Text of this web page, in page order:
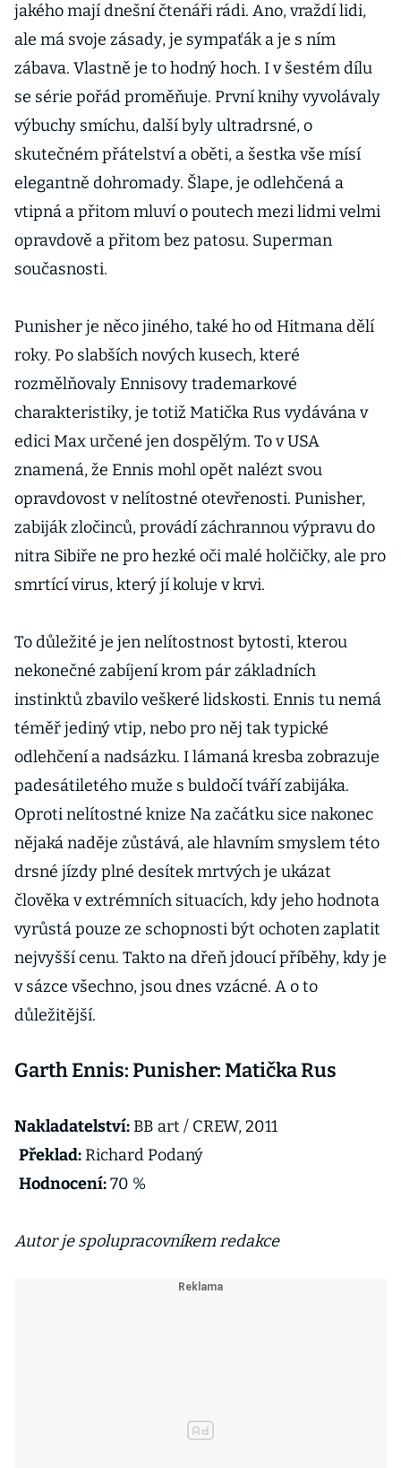
jakého mají dnešní čtenáři rádi. Ano, vraždí lidi,
ale má svoje zásady, je sympaťák a je s ním
zábava. Vlastně je to hodný hoch. I v šestém dílu
se série pořád proměňuje. První knihy vyvolávaly
výbuchy smíchu, další byly ultradrsné, o
skutečném přátelství a oběti, a šestka vše mísí
elegantně dohromady. Šlape, je odlehčená a
vtipná a přitom mluví o poutech mezi lidmi velmi
opravdově a přitom bez patosu. Superman
současnosti.
Punisher je něco jiného, také ho od Hitmana dělí
roky. Po slabších nových kusech, které
rozmělňovaly Ennisovy trademarkové
charakteristiky, je totiž Matička Rus vydávána v
edici Max určené jen dospělým. To v USA
znamená, že Ennis mohl opět nalézt svou
opravdovost v nelítostné otevřenosti. Punisher,
zabiják zločinců, provádí záchrannou výpravu do
nitra Sibiře ne pro hezké oči malé holčičky, ale pro
smrtící virus, který jí koluje v krvi.
To důležité je jen nelítostnost bytosti, kterou
nekonečné zabíjení krom pár základních
instinktů zbavilo veškeré lidskosti. Ennis tu nemá
téměř jediný vtip, nebo pro něj tak typické
odlehčení a nadsázku. I lámaná kresba zobrazuje
padesátiletého muže s buldočí tváří zabijáka.
Oproti nelítostné knize Na začátku sice nakonec
nějaká naděje zůstává, ale hlavním smyslem této
drsné jízdy plné desítek mrtvých je ukázat
člověka v extrémních situacích, kdy jeho hodnota
vyrůstá pouze ze schopnosti být ochoten zaplatit
nejvyšší cenu. Takto na dřeň jdoucí příběhy, kdy je
v sázce všechno, jsou dnes vzácné. A o to
důležitější.
Garth Ennis: Punisher: Matička Rus
Nakladatelství:BB art / CREW, 2011
Překlad:Richard Podaný
Hodnocení:70 %
Autor je spolupracovníkem redakce